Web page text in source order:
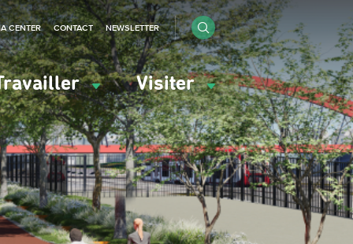
Visiter
CENTER CONTACT NEWSLETTER